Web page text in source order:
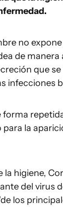
no
de
que se
infecciones
forma
la
la higiene,
del virus
los